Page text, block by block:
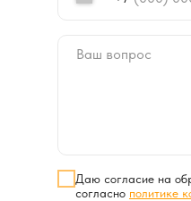
Даю согласие на
согласно политике